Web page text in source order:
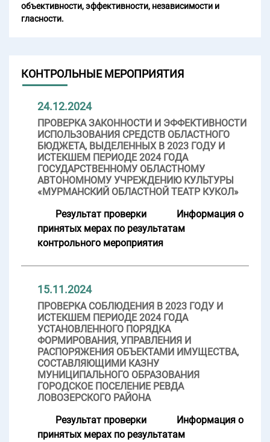
объективности, эффективности, независимости и
гласности.
КОНТРОЛЬНЫЕ МЕРОПРИЯТИЯ
24.12.2024
ПРОВЕРКА ЗАКОННОСТИ И ЭФФЕКТИВНОСТИ
ИСПОЛЬЗОВАНИЯ СРЕДСТВ ОБЛАСТНОГО
БЮДЖЕТА, ВЫДЕЛЕННЫХ В 2023 ГОДУ И
ИСТЕКШЕМ ПЕРИОДЕ 2024 ГОДА
ГОСУДАРСТВЕННОМУ ОБЛАСТНОМУ
АВТОНОМНОМУ УЧРЕЖДЕНИЮ КУЛЬТУРЫ
«МУРМАНСКИЙ ОБЛАСТНОЙ ТЕАТР КУКОЛ»
Результат проверки
Информация о
принятых мерах по результатам
контрольного мероприятия
15.11.2024
ПРОВЕРКА СОБЛЮДЕНИЯ В 2023 ГОДУ И
ИСТЕКШЕМ ПЕРИОДЕ 2024 ГОДА
УСТАНОВЛЕННОГО ПОРЯДКА
ФОРМИРОВАНИЯ, УПРАВЛЕНИЯ И
РАСПОРЯЖЕНИЯ ОБЪЕКТАМИ ИМУЩЕСТВА,
СОСТАВЛЯЮЩИМИ КАЗНУ
МУНИЦИПАЛЬНОГО ОБРАЗОВАНИЯ
ГОРОДСКОЕ ПОСЕЛЕНИЕ РЕВДА
ЛОВОЗЕРСКОГО РАЙОНА
Результат проверки
Информация о
принятых мерах по результатам